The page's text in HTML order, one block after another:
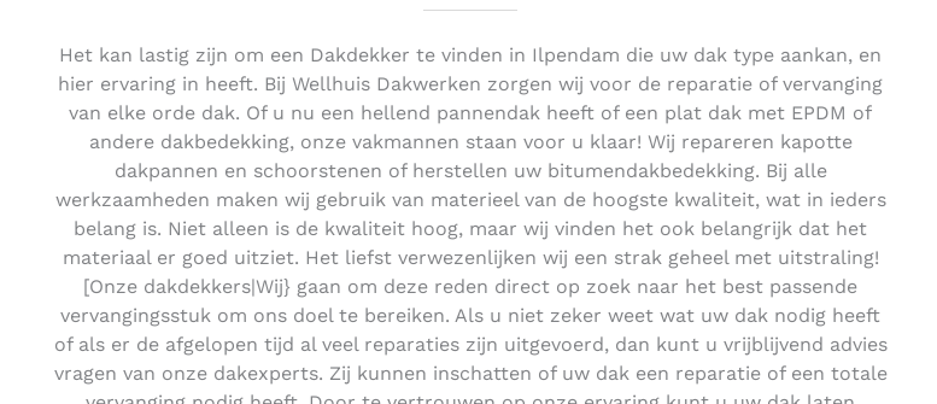
Het kan lastig zijn om een Dakdekker te vinden in Ilpendam die uw dak type aankan, en
hier ervaring in heeft. Bij Wellhuis Dakwerken zorgen wij voor de reparatie of vervanging
van elke orde dak. Of u nu een hellend pannendak heeft of een plat dak met EPDM of
andere dakbedekking, onze vakmannen staan voor u klaar! Wij repareren kapotte
dakpannen en schoorstenen of herstellen uw bitumendakbedekking. Bij alle
werkzaamheden maken wij gebruik van materieel van de hoogste kwaliteit, wat in ieders
belang is. Niet alleen is de kwaliteit hoog, maar wij vinden het ook belangrijk dat het
materiaal er goed uitziet. Het liefst verwezenlijken wij een strak geheel met uitstraling!
[Onze dakdekkers|Wij} gaan om deze reden direct op zoek naar het best passende
vervangingsstuk om ons doel te bereiken. Als u niet zeker weet wat uw dak nodig heeft
of als er de afgelopen tijd al veel reparaties zijn uitgevoerd, dan kunt u vrijblijvend advies
vragen van onze dakexperts. Zij kunnen inschatten of uw dak een reparatie of een totale